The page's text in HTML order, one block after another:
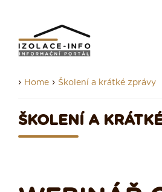
› Home › Školení a krátké zprávy
ŠKOLENÍ A